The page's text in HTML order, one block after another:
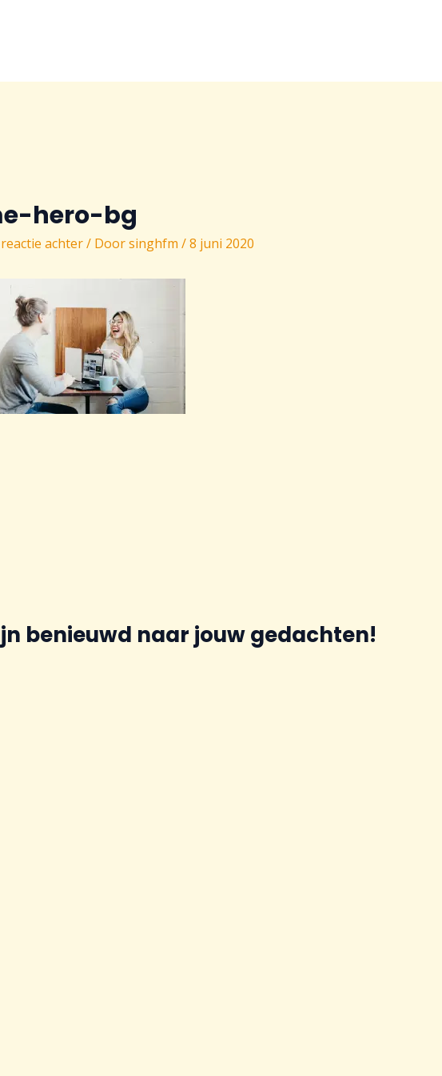
hero-bg
achter/ Doorsinghfm /8 juni 2020
benieuwd naar jouw gedachten!